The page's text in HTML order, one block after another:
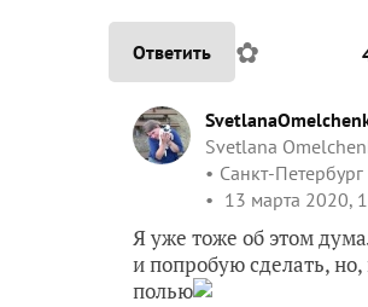
Ответить ✿
Svetlana
Санкт-Петербург
13 марта 2020,
Я уже тоже об этом
и попробую сделать,
полью